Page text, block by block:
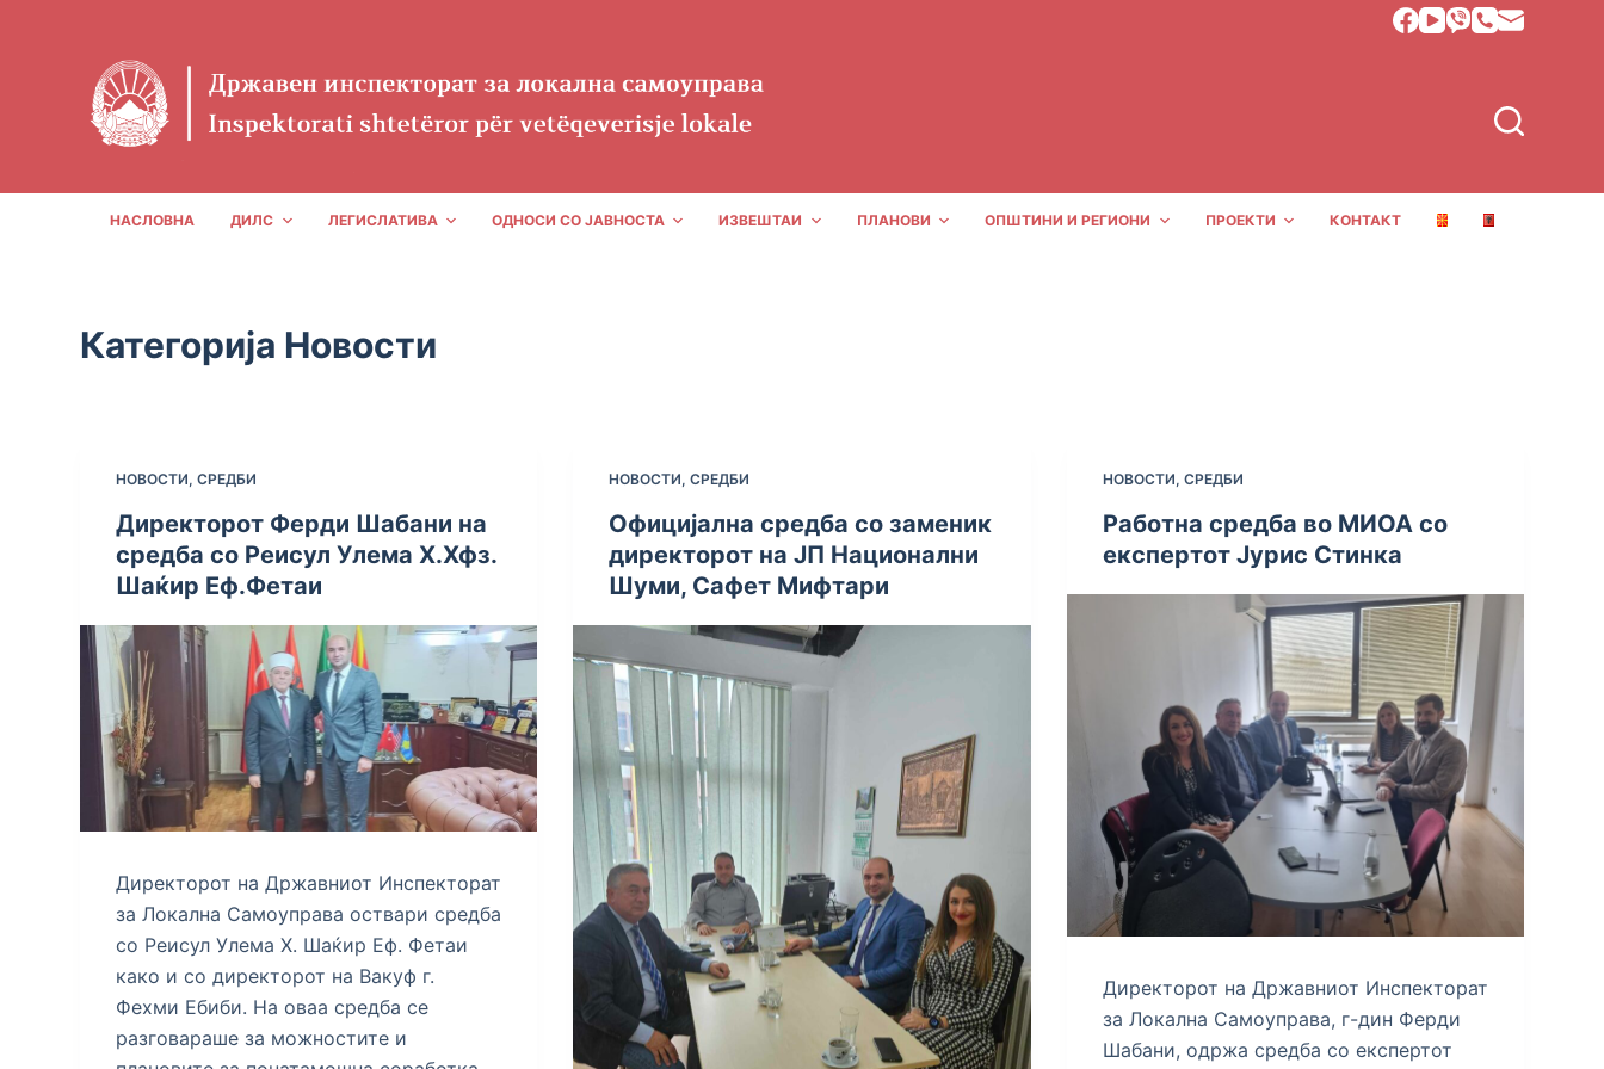
НАСЛОВНА ДИЛС ЛЕГИСЛАТИВА ОДНОСИ СО ЈАВНОСТА ИЗВЕШТАИ ПЛАНОВИ ОПШТИНИ И РЕГИОНИ ПРОЕКТИ КОНТАКТ
Категорија Новости
НОВОСТИ,СРЕДБИ
Директорот Ферди Шабани на
средба со Реисул Улема Х.Хфз.
Шаќир Еф.Фетаи
Директорот на Државниот Инспекторат
за Локална Самоуправа оствари средба
со Реисул Улема Х. Шаќир Еф. Фетаи
како и со директорот на Вакуф г.
Фехми Ебиби. На оваа средба се
разговараше за можностите и
НОВОСТИ,СРЕДБИ
Официјална средба со заменик
директорот на ЈП Национални
Шуми, Сафет Мифтари
НОВОСТИ, СРЕДБИ
Работна средба во МИОА со
експертот Јурис Стинка
Директорот на Државниот Инспекторат
за Локална Самоуправа, г-дин Ферди
Шабани, одржа средба со експертот